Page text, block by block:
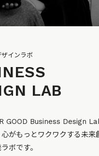
ザインラボ
LAB
GOOD Business Design
がもっとワクワクする未来
ボです。